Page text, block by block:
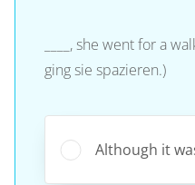
____, she went for a
ging sie spazieren.)
Although it